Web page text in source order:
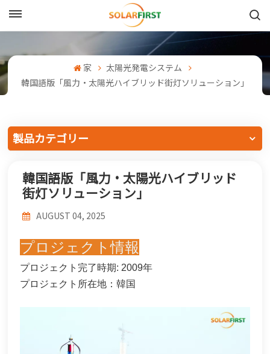
中文
Русский
Español
日本語
한국어
家
太陽光発電システム
韓国語版「風力・太陽光ハイブリッド街灯ソリューション」
製品カテゴリー
韓国語版「風力・太陽光ハイブリッド
街灯ソリューション」
AUGUST 04, 2025
プロジェクト情報
プロジェクト完了時期: 2009年
プロジェクト所在地：韓国